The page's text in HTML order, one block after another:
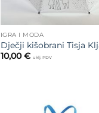
IGRA I MODA
Dječji kišobrani Tisja
10,00€ uklj. PDV